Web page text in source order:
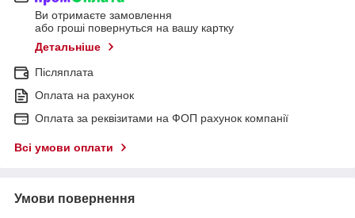
Ви отримаєте замовлення
або гроші повернуться на вашу картку
Детальніше
Післяплата
Оплата на рахунок
Оплата за реквізитами на ФОП рахунок компанії
Всі умови оплати
Умови повернення